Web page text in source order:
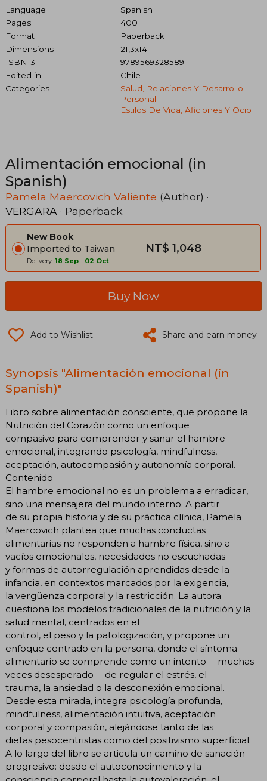
Language
Spanish
Pages
400
Format
Paperback
Dimensions
21,3x14
ISBN13
9789569328589
Edited in
Chile
Categories
Salud, Relaciones Y Desarrollo
Personal
Estilos De Vida, Aficiones Y Ocio
Alimentación emocional (in
Spanish)
Pamela Maercovich Valiente (Author) ·
VERGARA · Paperback
New Book
Imported to Taiwan
Delivery: 18 Sep - 02 Oct
NT$ 1,048
Buy Now
Add to Wishlist Share and earn money
Synopsis "Alimentación emocional (in
Spanish)"
Libro sobre alimentación consciente, que propone la
Nutrición del Corazón como un enfoque
compasivo para comprender y sanar el hambre
emocional, integrando psicología, mindfulness,
aceptación, autocompasión y autonomía corporal.
Contenido
El hambre emocional no es un problema a erradicar,
sino una mensajera del mundo interno. A partir
de su propia historia y de su práctica clínica, Pamela
Maercovich plantea que muchas conductas
alimentarias no responden a hambre física, sino a
vacíos emocionales, necesidades no escuchadas
y formas de autorregulación aprendidas desde la
infancia, en contextos marcados por la exigencia,
la vergüenza corporal y la restricción. La autora
cuestiona los modelos tradicionales de la nutrición y la
salud mental, centrados en el
control, el peso y la patologización, y propone un
enfoque centrado en la persona, donde el síntoma
alimentario se comprende como un intento —muchas
veces desesperado— de regular el estrés, el
trauma, la ansiedad o la desconexión emocional.
Desde esta mirada, integra psicología profunda,
mindfulness, alimentación intuitiva, aceptación
corporal y compasión, alejándose tanto de las
dietas pesocentristas como del positivismo superficial.
A lo largo del libro se articula un camino de sanación
progresivo: desde el autoconocimiento y la